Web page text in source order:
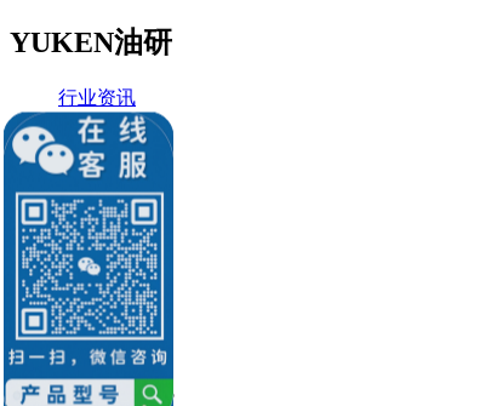
YUKEN油研
行业资讯
公司新闻
电磁阀资讯
液压知识堂
油研柱塞泵
油研叶片泵
油研液压缸
油研电机
油研电磁阀
销售：李经理
微信： 13686884195